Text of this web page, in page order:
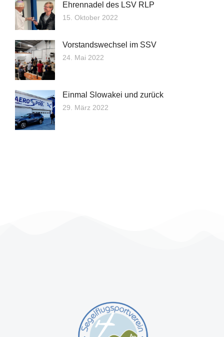
Ehrennadel des LSV RLP
15. Oktober 2022
Vorstandswechsel im SSV
24. Mai 2022
Einmal Slowakei und zurück
29. März 2022